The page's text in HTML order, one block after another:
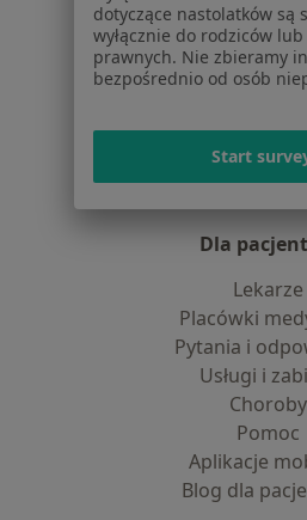
Jak działają wyniki
O nas
Centrum
Dla
Lekarze
Placówki
Pytania i
Usługi i
Choroby
Pomoc
Aplikacje
Blog dla
dotyczące nastolatków są
wyłącznie do rodziców
prawnych. Nie zbieramy
bezpośrednio od osób
Start